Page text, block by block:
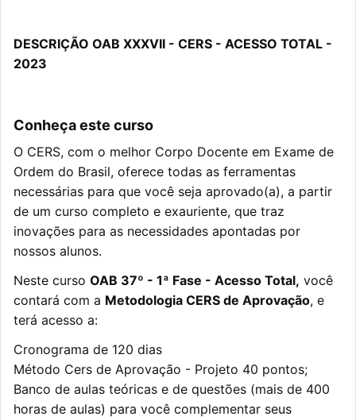
DESCRIÇÃO OAB XXXVII - CERS - ACESSO TOTAL -
2023
Conheça este curso
O CERS, com o melhor Corpo Docente em Exame de
Ordem do Brasil, oferece todas as ferramentas
necessárias para que você seja aprovado(a), a partir
de um curso completo e exauriente, que traz
inovações para as necessidades apontadas por
nossos alunos.
Neste curso OAB 37º - 1ª Fase - Acesso Total, você
contará com a Metodologia CERS de Aprovação, e
terá acesso a:
Cronograma de 120 dias
Método Cers de Aprovação - Projeto 40 pontos;
Banco de aulas teóricas e de questões (mais de 400
horas de aulas) para você complementar seus